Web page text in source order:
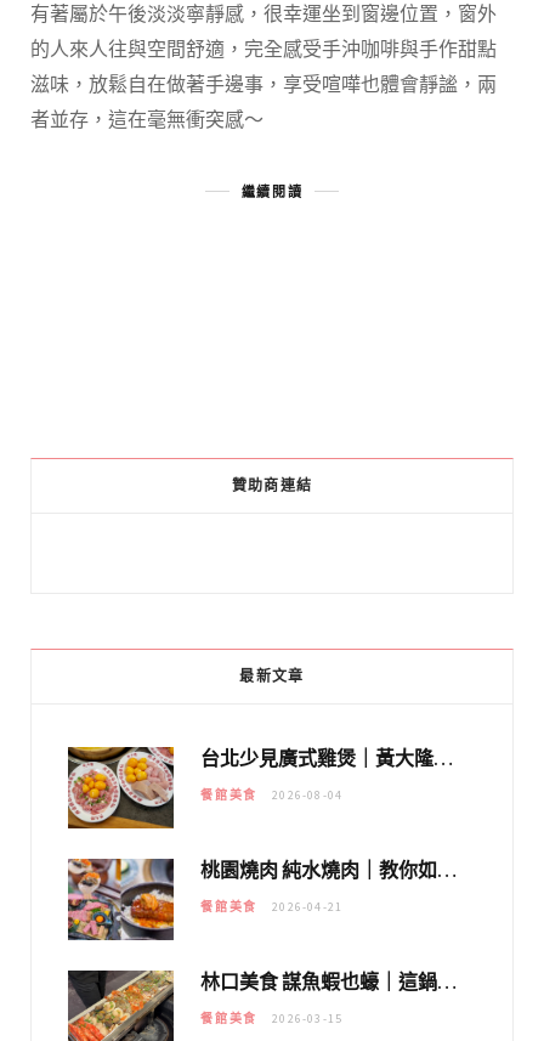
有著屬於午後淡淡寧靜感，很幸運坐到窗邊位置，窗外
的人來人往與空間舒適，完全感受手沖咖啡與手作甜點
滋味，放鬆自在做著手邊事，享受喧嘩也體會靜謐，兩
者並存，這在毫無衝突感～
繼續閱讀
贊助商連結
最新文章
台北少見廣式雞煲｜黃大隆濃郁煲湯：經典提燈與溫體雞肉，熬夜修仙不如來喝湯！
餐館美食 2026-08-04
桃園燒肉 純水燒肉｜教你如何優惠吃日本A5和牛各種部位，私房菜誠意吃好吃滿
餐館美食 2026-04-21
林口美食 謀魚蝦也蠔｜這鍋太狂！「蟹老闆派對鍋」10多種海鮮浮誇上桌，壽星再送生食摩天輪！
餐館美食 2026-03-15